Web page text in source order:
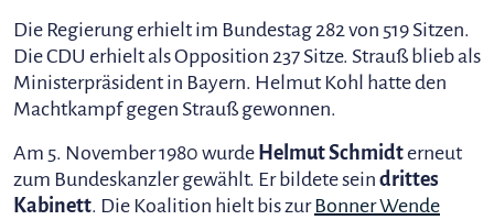
Die Regierung erhielt im Bundestag 282 von 519 Sitzen.
Die CDU erhielt als Opposition 237 Sitze. Strauß blieb als
Ministerpräsident in Bayern. Helmut Kohl hatte den
Machtkampf gegen Strauß gewonnen.
Am 5. November 1980 wurde Helmut Schmidterneut
zum Bundeskanzler gewählt. Er bildete sein drittes
Kabinett. Die Koalition hielt bis zurBonner Wende